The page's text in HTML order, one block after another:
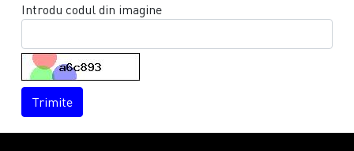
Introdu codul din imagine
Trimite